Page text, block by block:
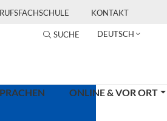
KONTAKT
SUCHE DEUTSCH
ONLINE & VOR ORT